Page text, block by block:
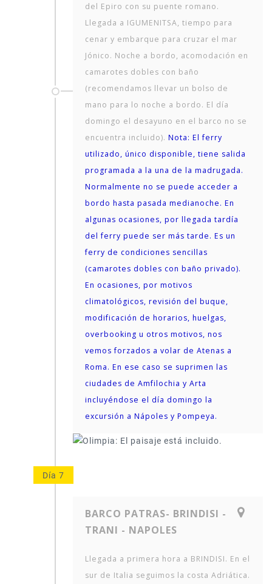
del Epiro con su puente romano.
Llegada a IGUMENITSA, tiempo para
cenar y embarque para cruzar el mar
Jónico. Noche a bordo, acomodación en
camarotes dobles con baño
(recomendamos llevar un bolso de
mano para lo noche a bordo. El día
domingo el desayuno en el barco no se
encuentra incluido). Nota: El ferry
utilizado, único disponible, tiene salida
programada a la una de la madrugada.
Normalmente no se puede acceder a
bordo hasta pasada medianoche. En
algunas ocasiones, por llegada tardía
del ferry puede ser más tarde. Es un
ferry de condiciones sencillas
(camarotes dobles con baño privado).
En ocasiones, por motivos
climatológicos, revisión del buque,
modificación de horarios, huelgas,
overbooking u otros motivos, nos
vemos forzados a volar de Atenas a
Roma. En ese caso se suprimen las
ciudades de Amfilochia y Arta
incluyéndose el día domingo la
excursión a Nápoles y Pompeya.
Día 7
BARCO PATRAS- BRINDISI -
TRANI - NAPOLES
Llegada a primera hora a BRINDISI. En el
sur de Italia seguimos la costa Adriática.